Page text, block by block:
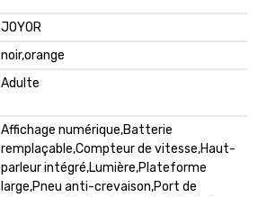
JOYOR
noir,orange
Adulte
Affichage numérique,Batterie
remplaçable,Compteur de vitesse,Haut-
parleur intégré,Lumière,Plateforme
large,Pneu anti-crevaison,Port de